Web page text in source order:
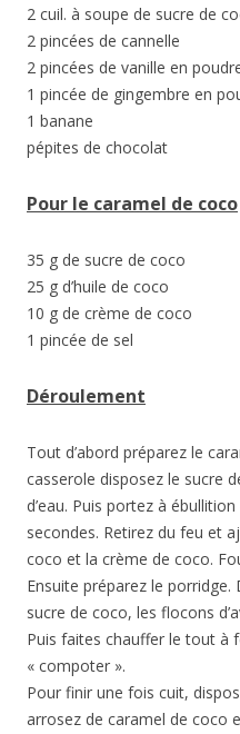
2 cuil. à soupe de sucre de
2 pincées de cannelle
2 pincées de vanille en
1 pincée de gingembre en
1 banane
pépites de chocolat
Pour le caramel de coco
35 g de sucre de coco
25 g d’huile de coco
10 g de crème de coco
1 pincée de sel
Déroulement
Tout d’abord préparez le
casserole disposez le sucre
d’eau. Puis portez à
secondes. Retirez du feu et
coco et la crème de coco.
Ensuite préparez le
sucre de coco, les flocons
Puis faites chauffer le tout à
« compoter ».
Pour finir une fois cuit,
arrosez de caramel de coco